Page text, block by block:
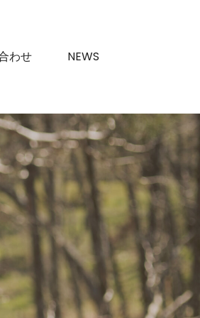
わせ NEWS